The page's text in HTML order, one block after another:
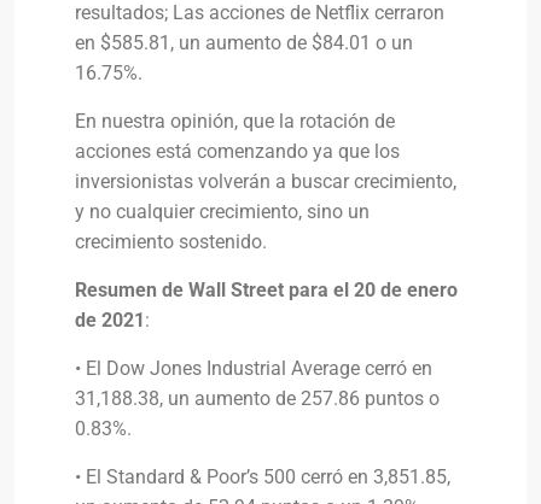
resultados; Las acciones de Netflix cerraron
en $585.81, un aumento de $84.01 o un
16.75%.
En nuestra opinión, que la rotación de
acciones está comenzando ya que los
inversionistas volverán a buscar crecimiento,
y no cualquier crecimiento, sino un
crecimiento sostenido.
Resumen de Wall Street para el 20 de enero
de 2021:
• El Dow Jones Industrial Average cerró en
31,188.38, un aumento de 257.86 puntos o
0.83%.
• El Standard & Poor’s 500 cerró en 3,851.85,